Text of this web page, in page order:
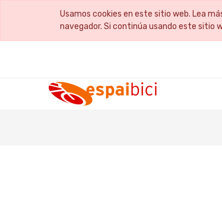
Usamos cookies en este sitio web. Lea
navegador. Si continúa usando este sitio